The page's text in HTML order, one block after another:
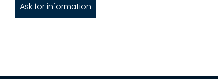
Ask for information